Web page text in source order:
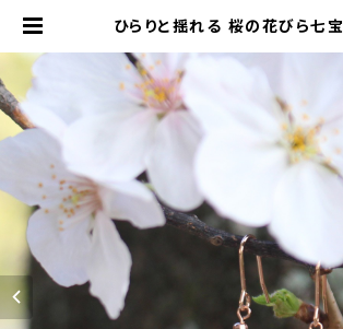
ひらりと揺れる 桜の花びら七